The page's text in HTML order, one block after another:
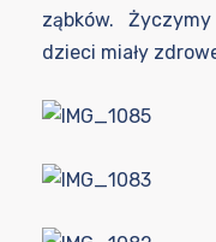
ząbków.
dzieci miały